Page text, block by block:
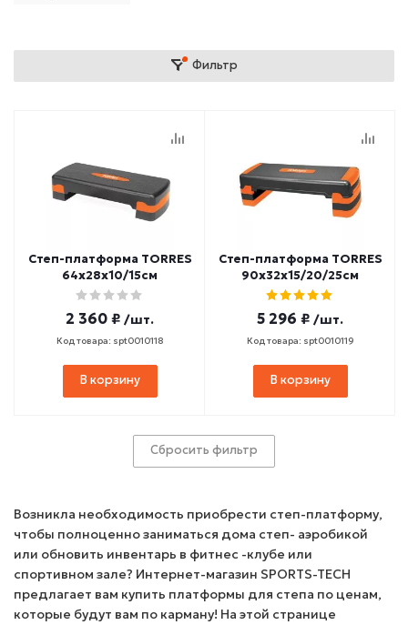
Фильтр
Степ-платформа TORRES
64х28х10/15см
2 360 ₽ /шт.
Код товара: spt0010118
В корзину
Степ-платформа TORRES
90х32х15/20/25см
5 296 ₽ /шт.
Код товара: spt0010119
В корзину
Сбросить фильтр
Возникла необходимость приобрести степ-платформу,
чтобы полноценно заниматься дома степ- аэробикой
или обновить инвентарь в фитнес -клубе или
спортивном зале? Интернет-магазин SPORTS-TECH
предлагает вам купить платформы для степа по ценам,
которые будут вам по карману! На этой странице